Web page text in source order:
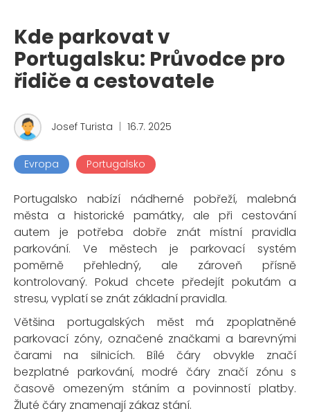
Kde parkovat v
Portugalsku: Průvodce pro
řidiče a cestovatele
Josef Turista | 16.7. 2025
Evropa Portugalsko
Portugalsko nabízí nádherné pobřeží, malebná
města a historické památky, ale při cestování
autem je potřeba dobře znát místní pravidla
parkování. Ve městech je parkovací systém
poměrně přehledný, ale zároveň přísně
kontrolovaný. Pokud chcete předejít pokutám a
stresu, vyplatí se znát základní pravidla.
Většina portugalských měst má zpoplatněné
parkovací zóny, označené značkami a barevnými
čarami na silnicích. Bílé čáry obvykle značí
bezplatné parkování, modré čáry značí zónu s
časově omezeným stáním a povinností platby.
Žluté čáry znamenají zákaz stání.